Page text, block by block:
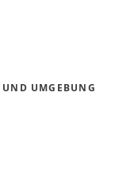
UMGEBUNG